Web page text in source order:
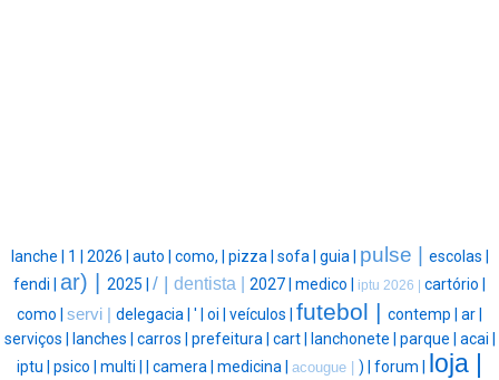
lanche | 1 | 2026 | auto | como, | pizza | sofa | guia | pulse |
escolas |
fendi | ar) | 2025 | / | dentista | 2027 | medico | iptu 2026 | cartório |
como | servi | delegacia | ' | oi | veículos | futebol | contemp | ar |
serviços |
lanches | carros | prefeitura | cart | lanchonete | parque | acai |
iptu | psico | multi | camera | medicina | acougue | ) | forum | loja |